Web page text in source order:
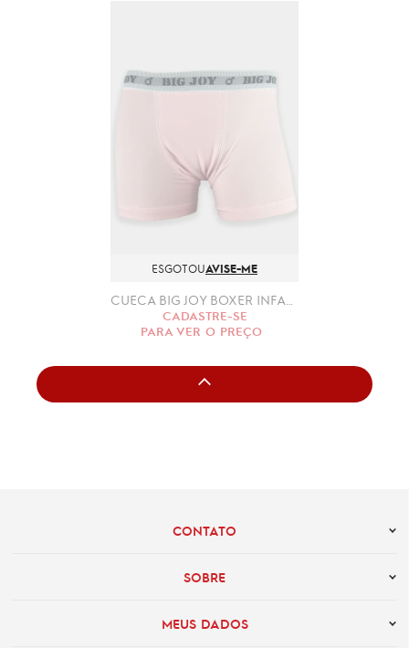
ESGOTOUAVISE-ME
CADASTRE-SE
PARA VER O PREÇO
CONTATO
SOBRE
MEUS DADOS